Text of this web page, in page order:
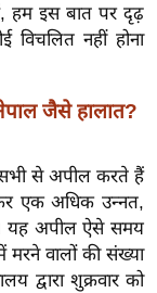
हम इस बात पर दृढ़
नहीं होना
जैसे हालात?
से अपील करते हैं
एक अधिक उन्नत,
यह अपील ऐसे समय
वालों की संख्या
द्वारा शुक्रवार को